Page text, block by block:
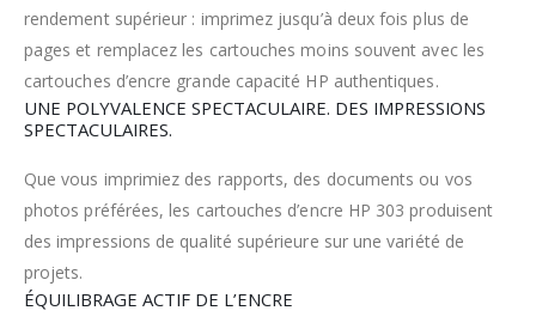
rendement supérieur : imprimez jusqu’à deux fois plus de
pages et remplacez les cartouches moins souvent avec les
cartouches d’encre grande capacité HP authentiques.
UNE POLYVALENCE SPECTACULAIRE. DES IMPRESSIONS
SPECTACULAIRES.
Que vous imprimiez des rapports, des documents ou vos
photos préférées, les cartouches d’encre HP 303 produisent
des impressions de qualité supérieure sur une variété de
projets.
ÉQUILIBRAGE ACTIF DE L’ENCRE